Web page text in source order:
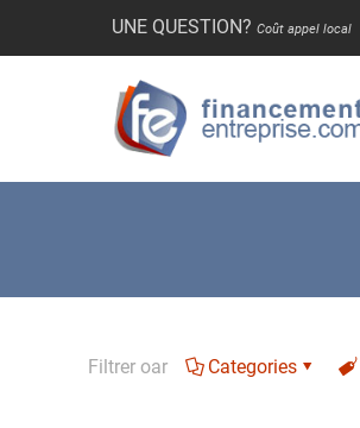
UNE QUESTION? Coût appel local
Filtrer oar Categories